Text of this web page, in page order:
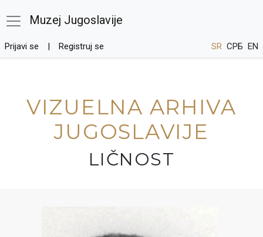
Muzej Jugoslavije
Prijavi se Registruj se SR СРБ EN
VIZUELNA ARHIVA
JUGOSLAVIJE
LIČNOST